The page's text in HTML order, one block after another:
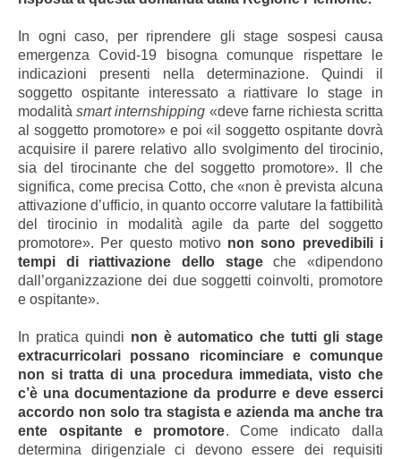
In ogni caso, per riprendere gli stage sospesi causa
emergenza Covid-19 bisogna comunque rispettare le
indicazioni presenti nella determinazione. Quindi il
soggetto ospitante interessato a riattivare lo stage in
modalitàsmart internshipping «deve farne richiesta scritta
al soggetto promotore»e poi«i l soggetto ospitante dovrà
acquisire il parere relativo allo svolgimento del tirocinio,
sia del tirocinante che del soggetto promotore». Il che
significa, come precisa Cotto, che «non è prevista alcuna
attivazione d’ufficio, in quanto occorre valutare la fattibilità
del tirocinio in modalità agile da parte del soggetto
promotore». Per questo motivo non sono prevedibili i
tempi di riattivazione dello stageche «dipendono
dall’organizzazione dei due soggetti coinvolti, promotore
e ospitante».
In pratica quindi non è automatico che tutti gli stage
extracurricolari possano ricominciare e comunque
non si tratta di una procedura immediata, visto che
c’è una documentazione da produrre e deve esserci
accordo non solo tra stagista e azienda ma anche tra
ente ospitante e promotore. Come indicato dalla
determina dirigenziale ci devono essere dei requisiti